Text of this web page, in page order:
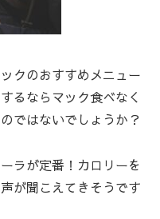
クのおすすめメニュー
るならマック食べなく
ではないでしょうか？
ラが定番！カロリーを
が聞こえてきそうです